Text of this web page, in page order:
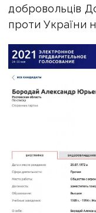
добровольців
проти України